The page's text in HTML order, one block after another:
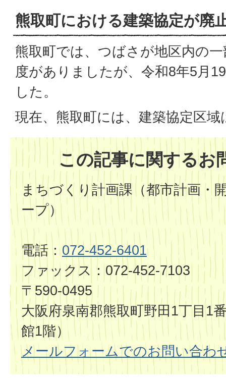
熊取町における建築協定が廃
熊取町では、つばさが地区内の
度がありましたが、令和8年5月
した。
現在、熊取町には、建築協定区
この記事に関するお
まちづくり計画課（都市計画・
ープ）
電話：072-452-6401
ファックス：072-452-7103
〒590-0495
大阪府泉南郡熊取町野田1丁目1
館1階）
メールフォームでのお問い合わ